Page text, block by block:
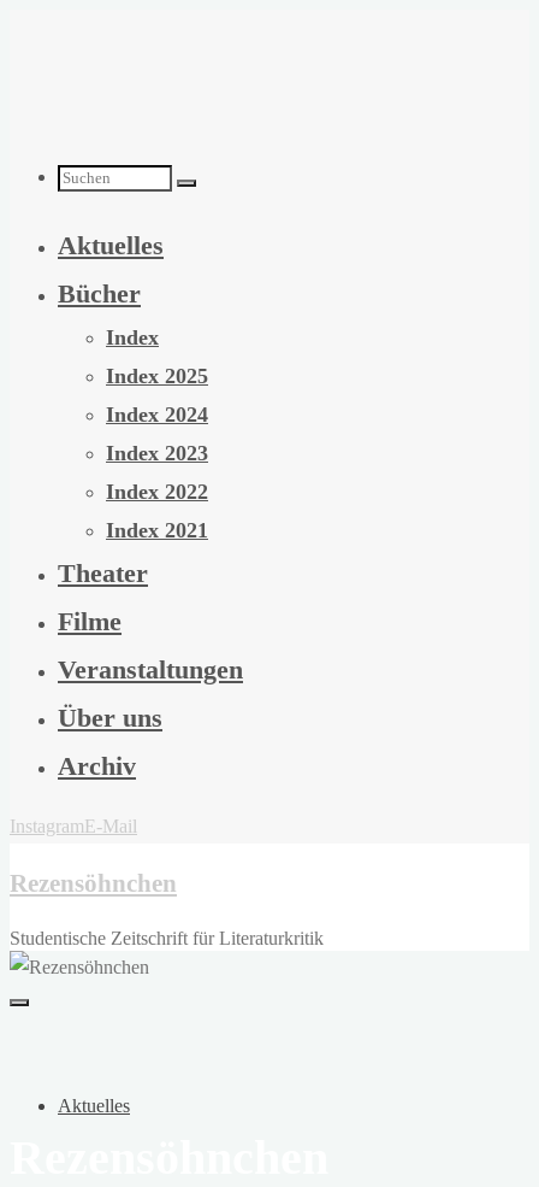
Suchen
nach:
Aktuelles
Bücher
Index
Index 2025
Index 2024
Index 2023
Index 2022
Index 2021
Theater
Filme
Veranstaltungen
Über uns
Archiv
InstagramE-Mail
Rezensöhnchen
Studentische Zeitschrift für Literaturkritik
Aktuelles